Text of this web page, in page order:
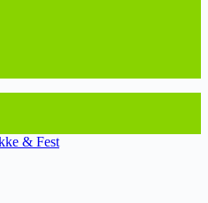
& Fest